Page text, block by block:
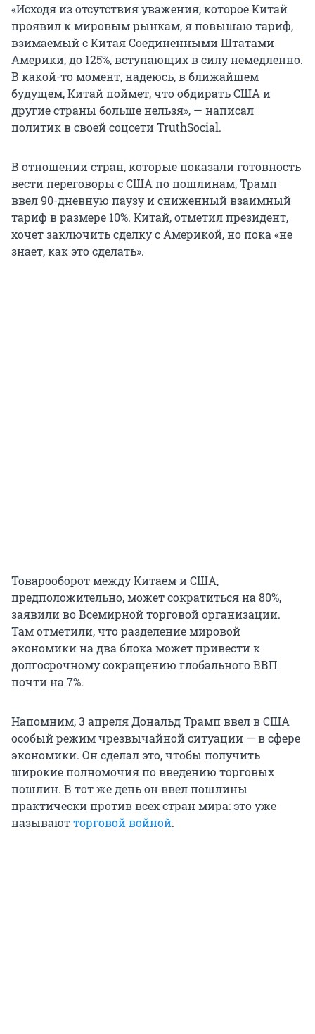
«Исходя из отсутствия уважения, которое Китай
проявил к мировым рынкам, я повышаю тариф,
взимаемый с Китая Соединенными Штатами
Америки, до 125%, вступающих в силу немедленно.
В какой-то момент, надеюсь, в ближайшем
будущем, Китай поймет, что обдирать США и
другие страны больше нельзя», — написал
политик в своей соцсети TruthSocial.
В отношении стран, которые показали готовность
вести переговоры с США по пошлинам, Трамп
ввел 90-дневную паузу и сниженный взаимный
тариф в размере 10%. Китай, отметил президент,
хочет заключить сделку с Америкой, но пока «не
знает, как это сделать».
Товарооборот между Китаем и США,
предположительно, может сократиться на 80%,
заявили во Всемирной торговой организации.
Там отметили, что разделение мировой
экономики на два блока может привести к
долгосрочному сокращению глобального ВВП
почти на 7%.
Напомним, 3 апреля Дональд Трамп ввел в США
особый режим чрезвычайной ситуации — в сфере
экономики. Он сделал это, чтобы получить
широкие полномочия по введению торговых
пошлин. В тот же день он ввел пошлины
практически против всех стран мира: это уже
называютторговой войной.